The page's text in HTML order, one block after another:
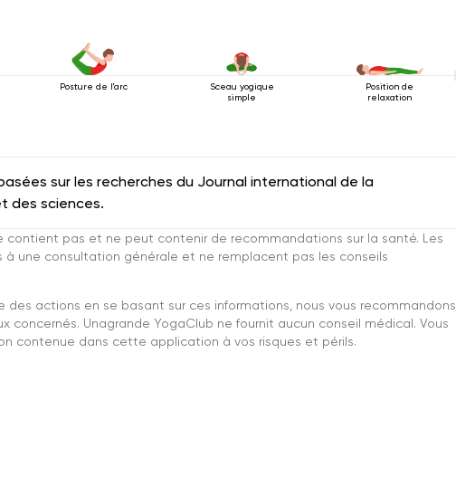
Posture de l'arc
Sceau yogique
simple
Position de
relaxation
sur les recherches du Journal international de la
des sciences.
contient pas et ne peut contenir de recommandations sur la santé. Les
une consultation générale et ne remplacent pas les conseils
des actions en se basant sur ces informations, nous vous recommandons
concernés. Unagrande YogaClub ne fournit aucun conseil médical. Vous
contenue dans cette application à vos risques et périls.